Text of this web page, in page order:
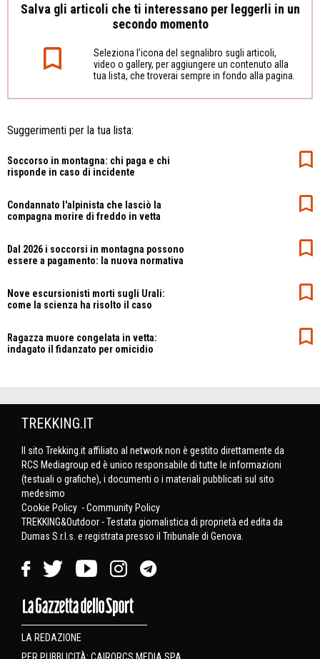
Salva gli articoli che ti interessano per leggerli in un
secondo momento
Seleziona l’icona del segnalibro sugli articoli,
video o gallery, per aggiungere un contenuto alla
tua lista, che troverai sempre in fondo alla pagina.
Suggerimenti per la tua lista:
Soccorso in montagna: chi paga e chi
risponde in caso di incidente
Condannato l'alpinista che lasciò la
compagna morire di freddo in vetta
Dal 2026 i soccorsi in montagna possono
essere a pagamento: la nuova normativa
Nove escursionisti morti sugli Urali:
come la scienza ha risolto il caso
Ragazza muore congelata in vetta:
indagato il fidanzato per omicidio
TREKKING.IT
Il sito Trekking.it affiliato al network non è gestito direttamente da
RCS Mediagroup ed è unico responsabile di tutte le informazioni
(testuali o grafiche), i documenti o i materiali pubblicati sul sito
medesimo
Cookie Policy -Community Policy
TREKKING&Outdoor - Testata giornalistica di proprietà ed edita da
Dumas S.r.l.s. e registrata presso il Tribunale di Genova.
LA REDAZIONE